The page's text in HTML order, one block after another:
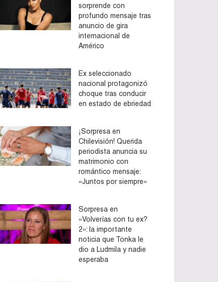
sorprende con
profundo mensaje tras
anuncio de gira
internacional de
Américo
Ex seleccionado
nacional protagonizó
choque tras conducir
en estado de ebriedad
¡Sorpresa en
Chilevisión! Querida
periodista anuncia su
matrimonio con
romántico mensaje:
«Juntos por siempre»
Sorpresa en
«Volverías con tu ex?
2»: la importante
noticia que Tonka le
dio a Ludmila y nadie
esperaba